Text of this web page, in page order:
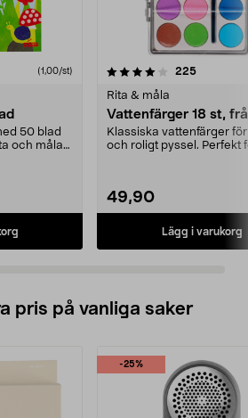
(1,00/st)
50 blad
och måla
225
Rita & måla
Vattenfärger 18 st,
Klassiska vattenfärger
och roligt pyssel. Perfekt
49,90
Lägg i varukorg
4.5 av 5 stjärnor
pris på vanliga saker
-25%